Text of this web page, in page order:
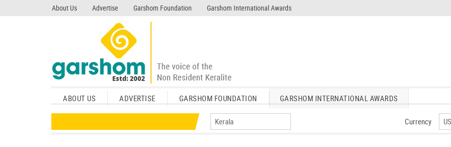
About Us Advertise Garshom Foundation Garshom International Awards
garshom.com
ABOUT US ADVERTISE GARSHOM FOUNDATION GARSHOM INTERNATIONAL AWARDS
Currency